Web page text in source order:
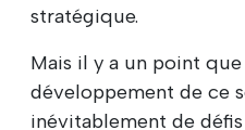
stratégique.
Mais il y a un point
développement de ce
inévitablement de